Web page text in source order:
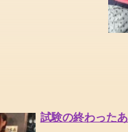
試験の終わった